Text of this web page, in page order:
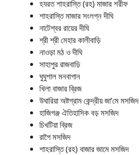
হযরত শাহরাস্তি (রহ) মাজার শরীফ
শাহরাস্তি মাজার সংলগ্ন দীঘি
নাটেশ্বর রায়ের দীঘি
শ্রী শ্রী মেহার কালীবাড়ি
নাওড়া মঠ ও দীঘি
সাহাপুর রাজবাড়ি
ঘুঘুশাল মনবাগান
খিলা বাজার ব্রিজ
উঘারিয়া অষ্টগ্রাম কেন্দ্রীয় জা’মে মসজিদ
হাজিগঞ্জ ঐতিহাসিক বড় মসজিদ
চিখটিয়া ব্রিজ
রাগৈ মসজিদ
শাহরাস্তি (রহ) বাজার জামে মসজিদ